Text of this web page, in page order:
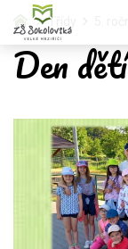
Třídy
Den dětí